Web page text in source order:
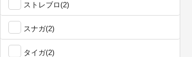
ストレブロ(2)
スナガ(2)
タイガ(2)